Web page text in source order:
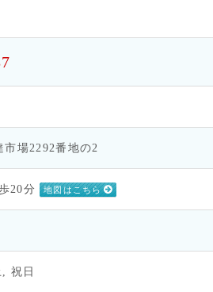
市場2292番地の2
20分 地図はこちら
祝日